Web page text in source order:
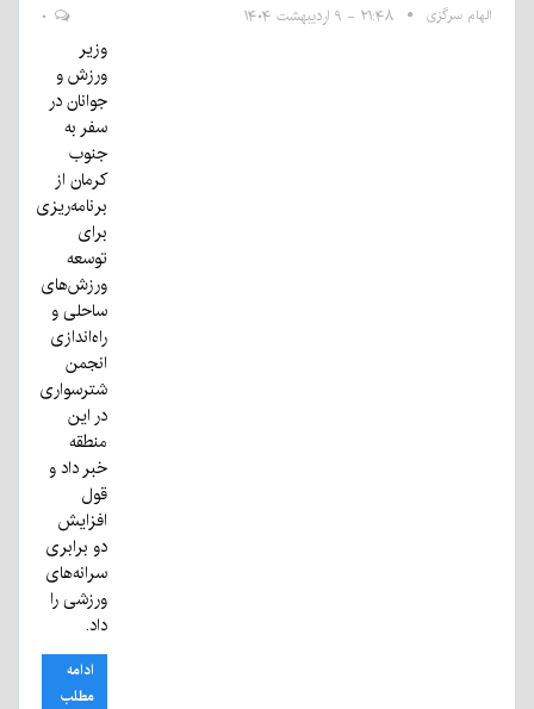
الهام سرگزی ۲۱:۴۸ - ۹ اردیبهشت ۱۴۰۴
وزیر
ورزش و
جوانان در
سفر به
جنوب
کرمان از
برنامه‌ریزی
برای
توسعه
ورزش‌های
ساحلی و
راه‌اندازی
انجمن
شترسواری
در این
منطقه
خبر داد و
قول
افزایش
دو برابری
سرانه‌های
ورزشی را
داد.
ادامه
مطلب